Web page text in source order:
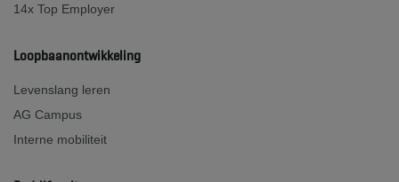
14x Top Employer
Loopbaanontwikkeling
Levenslang leren
AG Campus
Interne mobiliteit